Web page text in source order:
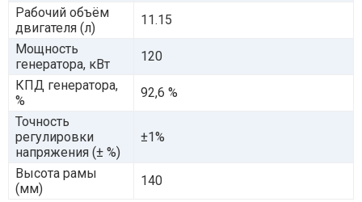
Рабочий объём
двигателя (л)
11.15
Мощность
генератора, кВт
120
КПД генератора,
%
92,6 %
Точность
регулировки
напряжения (± %)
±1%
Высота рамы
(мм)
140